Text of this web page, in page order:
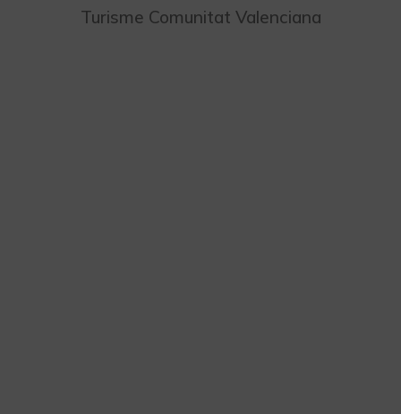
Turisme Comunitat Valenciana